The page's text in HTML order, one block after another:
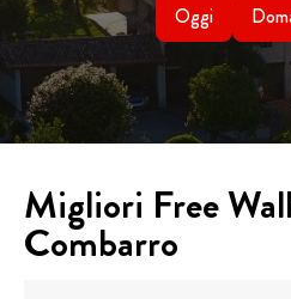
Oggi
Migliori Free
Combarro